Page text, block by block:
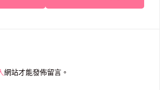
網站才能發佈留言。